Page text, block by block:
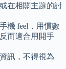
在相關主題的討
機 feel，用慣數
而適合用開手
訊，不得視為